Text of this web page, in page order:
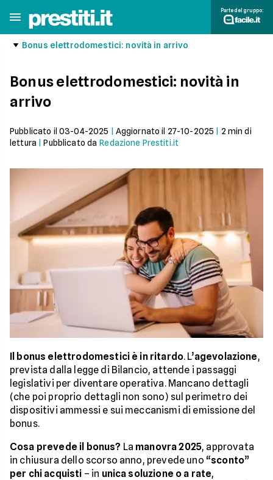
Parte del gruppo:
Bonus elettrodomestici: novità in arrivo
Bonus elettrodomestici: novità in
arrivo
Pubblicato il 03-04-2025 Aggiornato il 27-10-2025 2 min di
lettura |Pubblicato da Redazione Prestiti.it
Il bonus elettrodomestici è in ritardo. L’agevolazione,
prevista dalla legge di Bilancio, attende i passaggi
legislativi per diventare operativa. Mancano dettagli
(che poi proprio dettagli non sono) sul perimetro dei
dispositivi ammessi e sui meccanismi di emissione del
bonus.
Cosa prevede il bonus? La manovra 2025, approvata
in chiusura dello scorso anno, prevede uno “sconto”
per chi acquisti – in unica soluzione o a rate,